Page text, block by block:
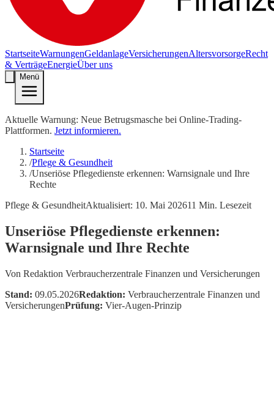
StartseiteWarnungenGeldanlageVersicherungenAltersvorsorgeRecht
& VerträgeEnergieÜber uns
Menü
Aktuelle Warnung: Neue Betrugsmasche bei Online-Trading-
Plattformen. Jetzt informieren.
Startseite
/Pflege & Gesundheit
/Unseriöse Pflegedienste erkennen: Warnsignale und Ihre
Rechte
Pflege & GesundheitAktualisiert: 10. Mai 202611 Min. Lesezeit
Unseriöse Pflegedienste erkennen:
Warnsignale und Ihre Rechte
Von Redaktion Verbraucherzentrale Finanzen und Versicherungen
Stand: 09.05.2026Redaktion: Verbraucherzentrale Finanzen und
VersicherungenPrüfung: Vier-Augen-Prinzip